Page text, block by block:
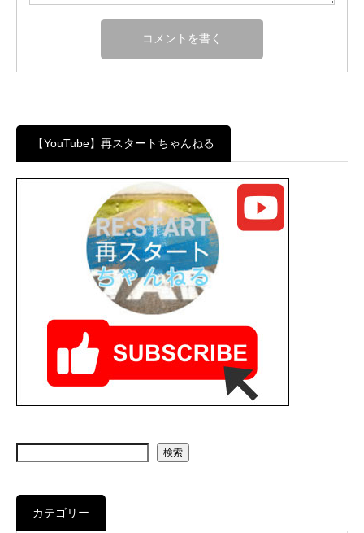
【YouTube】再スタートちゃんねる
検索
カテゴリー